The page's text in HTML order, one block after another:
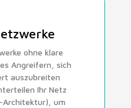
ohne klare
Angreifern, sich
auszubreiten
Ihr Netz
Architektur), um